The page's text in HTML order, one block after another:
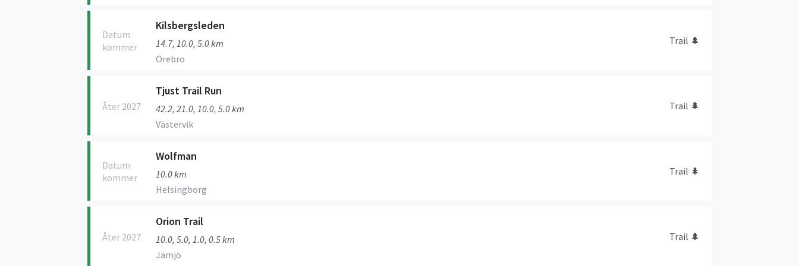
Datum
kommer
Kilsbergsleden
14.7, 10.0, 5.0 km
Örebro
Trail 🌲
Åter 2027
Tjust Trail Run
42.2, 21.0, 10.0, 5.0 km
Västervik
Trail 🌲
Datum
kommer
Wolfman
10.0 km
Helsingborg
Trail 🌲
Åter 2027
Orion Trail
10.0, 5.0, 1.0, 0.5 km
Jämjö
Trail 🌲